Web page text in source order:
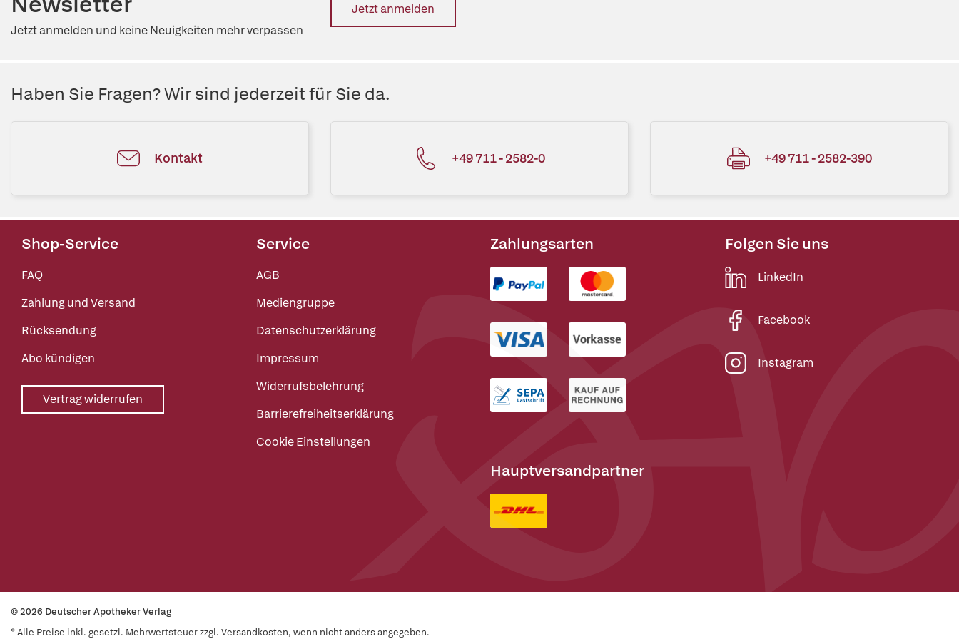
Jetzt anmelden und keine Neuigkeiten mehr verpassen
Jetzt anmelden
Haben Sie Fragen? Wir sind jederzeit für Sie da.
Kontakt +49 711 - 2582-0 +49 711 - 2582-390
Shop-Service
FAQ
Zahlung und Versand
Rücksendung
Abo kündigen
Vertrag widerrufen
Service
AGB
Mediengruppe
Datenschutzerklärung
Impressum
Widerrufsbelehrung
Barrierefreiheitserklärung
Cookie Einstellungen
Zahlungsarten
Hauptversandpartner
Folgen Sie uns
LinkedIn
Facebook
Instagram
© 2026 Deutscher Apotheker Verlag
* Alle Preise inkl. gesetzl. Mehrwertsteuer zzgl. Versandkosten, wenn nicht anders angegeben.